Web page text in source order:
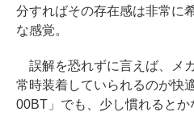
分すればその存在感は非常に
な感覚。
誤解を恐れずに言えば、メ
常時装着していられるのが快
00BT」でも、少し慣れると